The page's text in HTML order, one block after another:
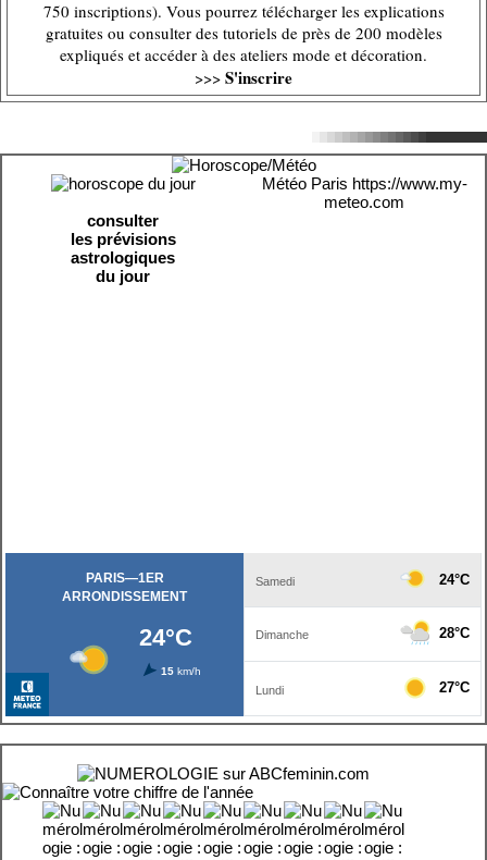
750 inscriptions). Vous pourrez télécharger les explications
gratuites ou consulter des tutoriels de près de 200 modèles
expliqués et accéder à des ateliers mode et décoration.
>>> S'inscrire
consulter
les prévisions
astrologiques
du jour
Météo Paris https://www.my-
meteo.com